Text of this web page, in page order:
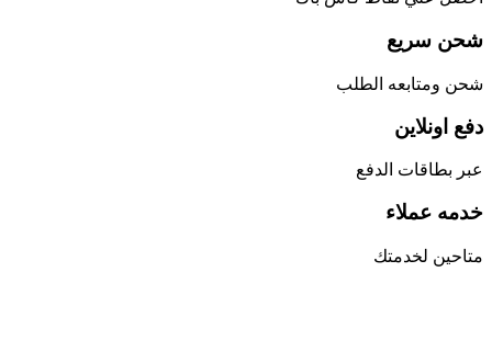
شحن سريع
شحن ومتابعه الطلب
دفع اونلاين
عبر بطاقات الدفع
خدمه عملاء
متاحين لخدمتك